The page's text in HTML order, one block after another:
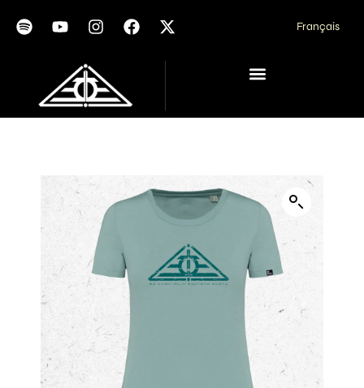
Français